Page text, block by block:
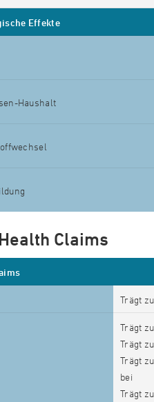
Effekte
Haushalt
Claims
Trägt
Trägt
Trägt
Trägt
bei
Trägt